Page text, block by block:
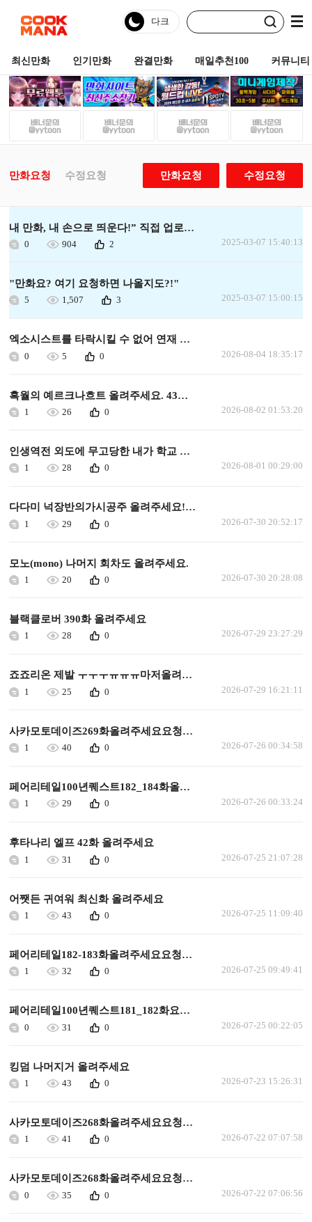
최신만화 인기만화 완결만화 매일추천100 커뮤니티
만화요청 수정요청 만화요청 수정요청
내 만화, 내 손으로 띄운다!” 직접 업로드 FLEX!
0 904 2 2025-03-07 15:40:13
"만화요? 여기 요청하면 나올지도?!"
5 1,507 3 2025-03-07 15:00:15
엑소시스트를 타락시킬 수 없어 연재 가능할까요
0 5 0 2026-08-04 18:35:17
흑월의 예르크나흐트 올려주세요. 43화 이후로 안올라왔습니다.
1 26 0 2026-08-02 01:53:20
인생역전 외도에 무고당한 내가 학교 최고의 미소녀에게 사랑받는다 올려주세요
1 28 0 2026-08-01 00:29:00
다다미 넉장반의가시공주 올려주세요!ㅜㅜㅜ
1 29 0 2026-07-30 20:52:17
모노(mono) 나머지 회차도 올려주세요.
1 20 0 2026-07-30 20:28:08
블랙클로버 390화 올려주세요
1 28 0 2026-07-29 23:27:29
죠죠리온 제발 ㅜㅜㅜㅠㅠㅠ마저올려주세요
1 25 0 2026-07-29 16:21:11
사카모토데이즈269화올려주세요요청합니다
1 40 0 2026-07-26 00:34:58
페어리테일100년퀘스트182_184화올려주세요요청합니다
1 29 0 2026-07-26 00:33:24
후타나리 엘프 42화 올려주세요
1 31 0 2026-07-25 21:07:28
어쨋든 귀여워 최신화 올려주세요
1 43 0 2026-07-25 11:09:40
페어리테일182-183화올려주세요요청합니다
1 32 0 2026-07-25 09:49:41
페어리테일100년퀘스트181_182화요청합니다
0 31 0 2026-07-25 00:22:05
킹덤 나머지거 올려주세요
1 43 0 2026-07-23 15:26:31
사카모토데이즈268화올려주세요요청합니다
1 41 0 2026-07-22 07:07:58
사카모토데이즈268화올려주세요요청합니다
0 35 0 2026-07-22 07:06:56